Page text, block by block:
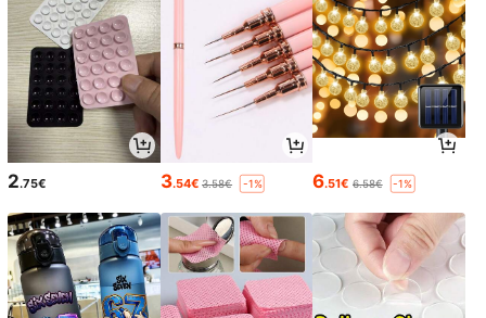
2.75€ 3.54€ 3.58€ -1% 6.51€ 6.58€ -1%